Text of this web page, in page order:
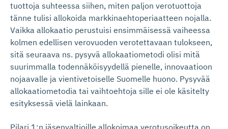
tuottoja suhteessa siihen, miten paljon verotuottoja
tänne tulisi allokoida markkinaehtoperiaatteen nojalla.
Vaikka allokaatio perustuisi ensimmäisessä vaiheessa
kolmen edellisen verovuoden verotettavaan tulokseen,
sitä seuraava ns. pysyvä allokaatiometodi olisi mitä
suurimmalla todennäköisyydellä pienelle, innovaatioon
nojaavalle ja vientivetoiselle Suomelle huono. Pysyvää
allokaatiometodia tai vaihtoehtoja sille ei ole käsitelty
esityksessä vielä lainkaan.
Pilari 1:n jäsenvaltioille allokoimaa verotusoikeutta on